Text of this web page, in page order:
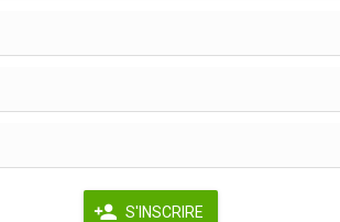
S'INSCRIRE